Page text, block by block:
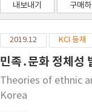
내보내기 구매하
2019.12 KCI 등재
민족․문화 정체성
Theories of ethnic
Korea